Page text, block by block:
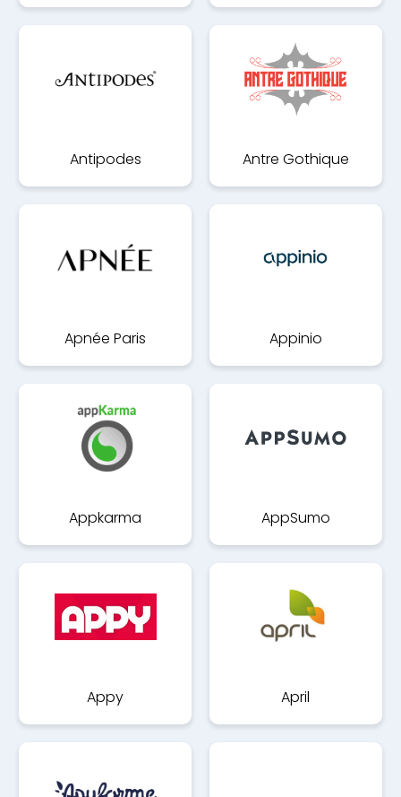
Antipodes Antre Gothique
Apnée Paris Appinio
Appkarma AppSumo
Appy April